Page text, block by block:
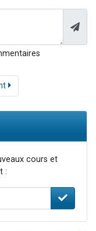
cours et
: